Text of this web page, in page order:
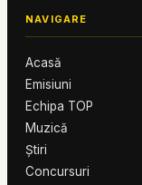
NAVIGARE
Acasă
Emisiuni
Echipa TOP
Muzică
Știri
Concursuri